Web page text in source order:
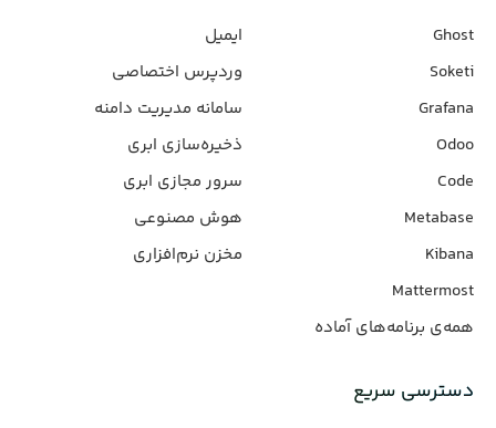
Ghost
Soketi
Grafana
Odoo
Code
Metabase
Kibana
Mattermost
همه‌ی برنامه‌های آماده
ایمیل
وردپرس‌ اختصاصی
سامانه مدیریت دامنه
ذخیره‌سازی ابری
سرور مجازی ابری
هوش مصنوعی
مخزن نرم‌افزاری
دسترسی سریع